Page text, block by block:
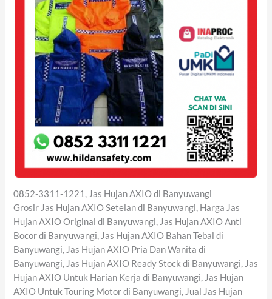
0852-3311-1221, Jas Hujan AXIO di Banyuwangi
Grosir Jas Hujan AXIO Setelan di Banyuwangi, Harga Jas
Hujan AXIO Original di Banyuwangi, Jas Hujan AXIO Anti
Bocor di Banyuwangi, Jas Hujan AXIO Bahan Tebal di
Banyuwangi, Jas Hujan AXIO Pria Dan Wanita di
Banyuwangi, Jas Hujan AXIO Ready Stock di Banyuwangi, Jas
Hujan AXIO Untuk Harian Kerja di Banyuwangi, Jas Hujan
AXIO Untuk Touring Motor di Banyuwangi, Jual Jas Hujan